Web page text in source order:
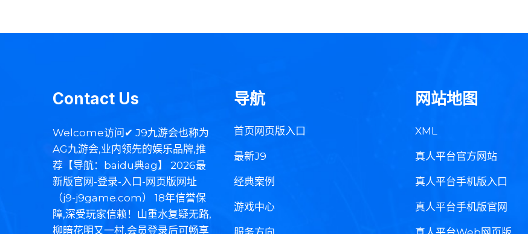
Contact Us
Welcome访问✔ J9九游会也称为
AG九游会,业内领先的娱乐品牌,推
荐【导航：baidu典ag】 2026最
新版官网-登录-入口-网页版网址
（j9-j9game.com） 18年信誉保
障,深受玩家信赖！山重水复疑无路,
柳暗花明又一村,会员登录后可畅享
导航
首页网页版入口
最新J9
经典案例
游戏中心
网站地图
XML
真人平台官方网站
真人平台手机版入口
真人平台手机版官网